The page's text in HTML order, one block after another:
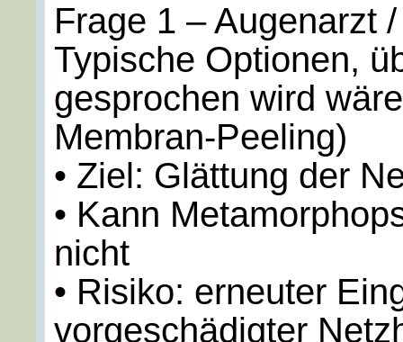
Frage 1 – Augenarzt
Typische Optionen,
gesprochen wird
Membran-Peeling)
• Ziel: Glättung der
• Kann
nicht
• Risiko: erneuter
vorgeschädigter